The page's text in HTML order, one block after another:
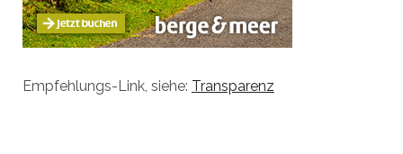
Empfehlungs-Link, siehe: Transparenz